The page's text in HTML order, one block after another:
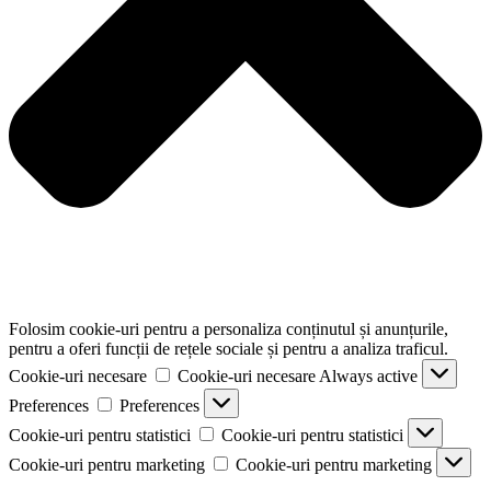
Folosim cookie-uri pentru a personaliza conținutul și anunțurile,
pentru a oferi funcții de rețele sociale și pentru a analiza traficul.
Cookie-uri necesare
Cookie-uri necesare Always active
Preferences
Preferences
Cookie-uri pentru statistici
Cookie-uri pentru statistici
Cookie-uri pentru marketing
Cookie-uri pentru marketing